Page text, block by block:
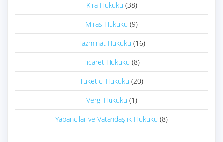
Kira Hukuku (38)
Miras Hukuku (9)
Tazminat Hukuku (16)
Ticaret Hukuku (8)
Tüketici Hukuku (20)
Vergi Hukuku (1)
Yabancılar ve Vatandaşlık Hukuku (8)